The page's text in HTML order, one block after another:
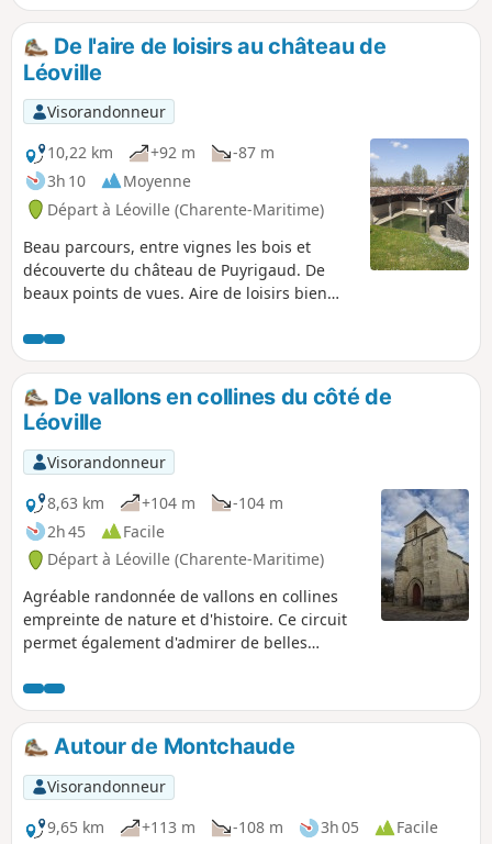
De l'aire de loisirs au château de
Léoville
Visorandonneur
10,22 km
+92 m
-87 m
3h 10
Moyenne
Départ à Léoville (Charente-Maritime)
Beau parcours, entre vignes les bois et
découverte du château de Puyrigaud. De
beaux points de vues. Aire de loisirs bien
De vallons en collines du côté de
Léoville
Visorandonneur
8,63 km
+104 m
-104 m
2h 45
Facile
Départ à Léoville (Charente-Maritime)
Agréable randonnée de vallons en collines
empreinte de nature et d'histoire. Ce circuit
permet également d'admirer de belles
qu'un moulin ouvert avec une partie de son
mécanisme.
Autour de Montchaude
Visorandonneur
9,65 km
+113 m -108 m 3h 05
Facile